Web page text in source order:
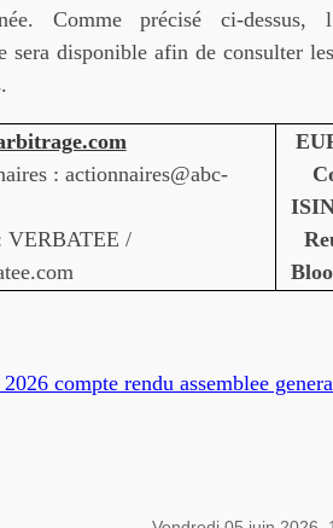
Comme précisé ci-dessus,
sera disponible afin de consulter
: actionnaires@abc-
VERBATEE /
compte rendu assemblee